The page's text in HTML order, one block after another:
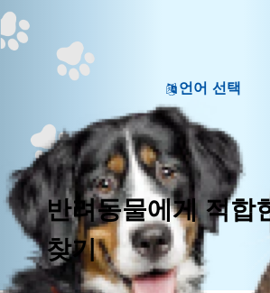
언어 선택
반려동물에게 적합
찾기